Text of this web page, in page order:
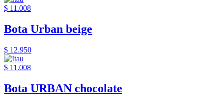
$ 11.008
Bota Urban beige
$ 12.950
$ 11.008
Bota URBAN chocolate